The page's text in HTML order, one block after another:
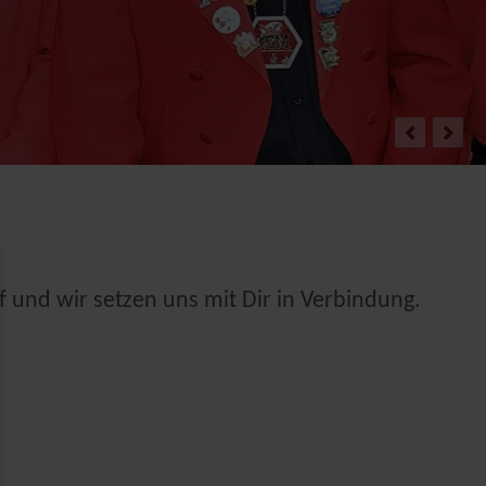
wir setzen uns mit Dir in Verbindung.